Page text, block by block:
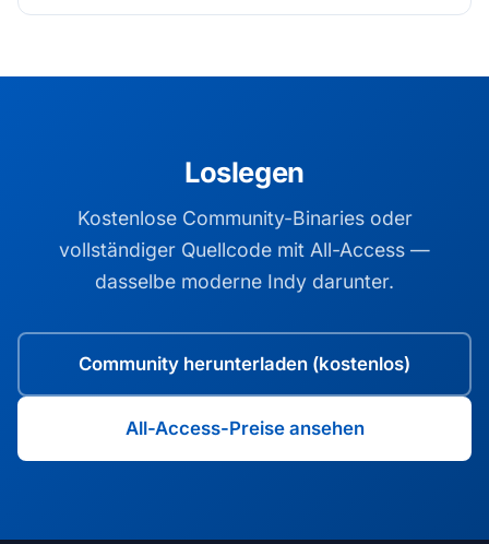
Loslegen
Kostenlose Community-Binaries oder
vollständiger Quellcode mit All-Access —
dasselbe moderne Indy darunter.
Community herunterladen (kostenlos)
All-Access-Preise ansehen